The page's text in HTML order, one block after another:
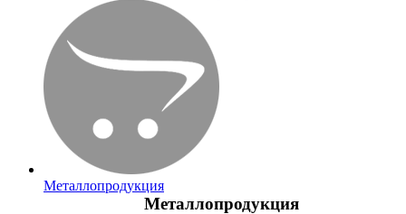
Металлопродукция
Металлопродукция